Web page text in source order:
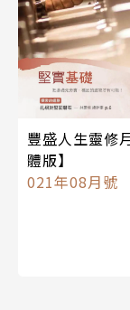
豐盛人生靈修
體版】
021年08月號